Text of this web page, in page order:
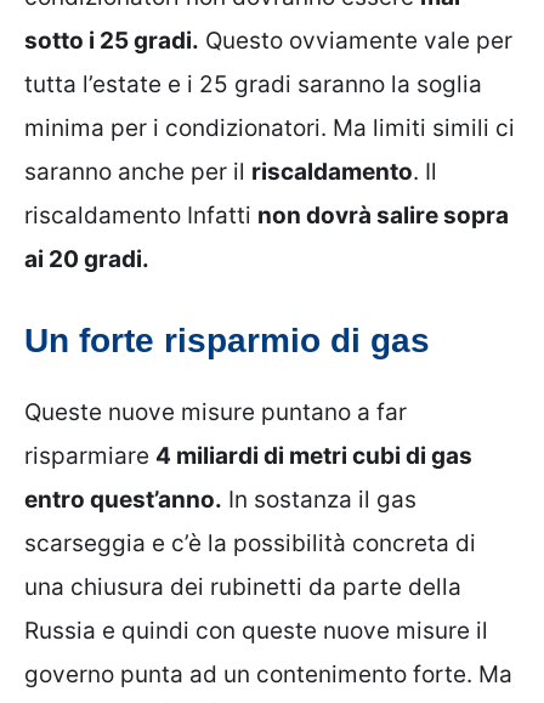
sotto i 25 gradi. Questo ovviamente vale per
tutta l’estate e i 25 gradi saranno la soglia
minima per i condizionatori. Ma limiti simili ci
saranno anche per il riscaldamento. Il
riscaldamento Infatti non dovrà salire sopra
ai 20 gradi.
Un forte risparmio di gas
Queste nuove misure puntano a far
risparmiare 4 miliardi di metri cubi di gas
entro quest’anno. In sostanza il gas
scarseggia e c’è la possibilità concreta di
una chiusura dei rubinetti da parte della
Russia e quindi con queste nuove misure il
governo punta ad un contenimento forte. Ma